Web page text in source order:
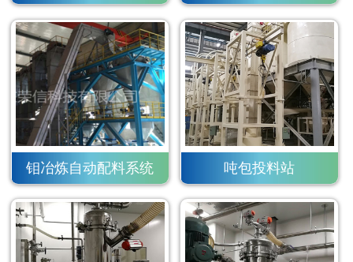
钼冶炼自动配料系统 吨包投料站